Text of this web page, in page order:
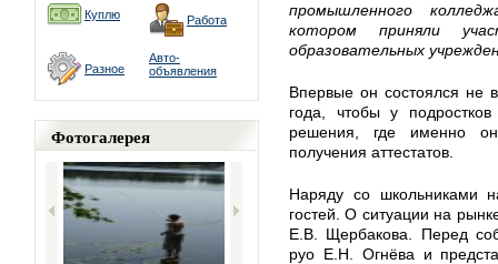
Куплю Работа
Разное
Авто-
объявления
Фотогалерея
промышленного
котором приняли
образовательных
Впервые он состоялся не
года, чтобы у
решения, где именно
получения аттестатов.
Наряду со школьниками
гостей. О ситуации на
Е.В. Щербакова. Перед
руо Е.Н. Огнёва и